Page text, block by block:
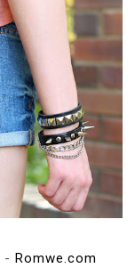
- Romwe.com